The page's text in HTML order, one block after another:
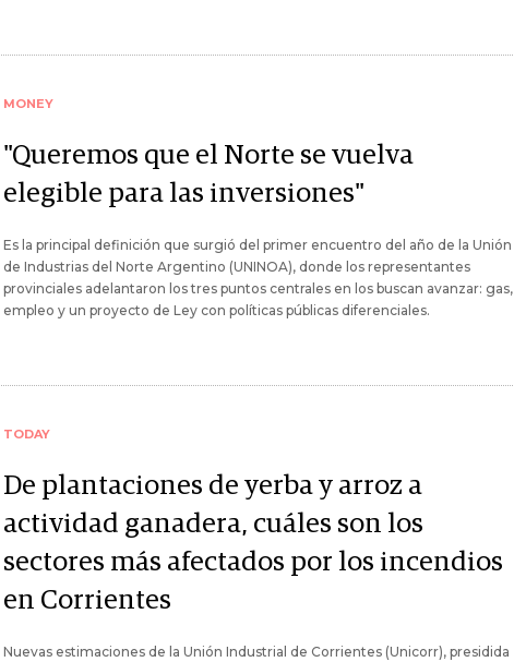
MONEY
"Queremos que el Norte se vuelva
elegible para las inversiones"
Es la principal definición que surgió del primer encuentro del año de la Unión
de Industrias del Norte Argentino (UNINOA), donde los representantes
provinciales adelantaron los tres puntos centrales en los buscan avanzar: gas,
empleo y un proyecto de Ley con políticas públicas diferenciales.
TODAY
De plantaciones de yerba y arroz a
actividad ganadera, cuáles son los
sectores más afectados por los incendios
en Corrientes
Nuevas estimaciones de la Unión Industrial de Corrientes (Unicorr), presidida